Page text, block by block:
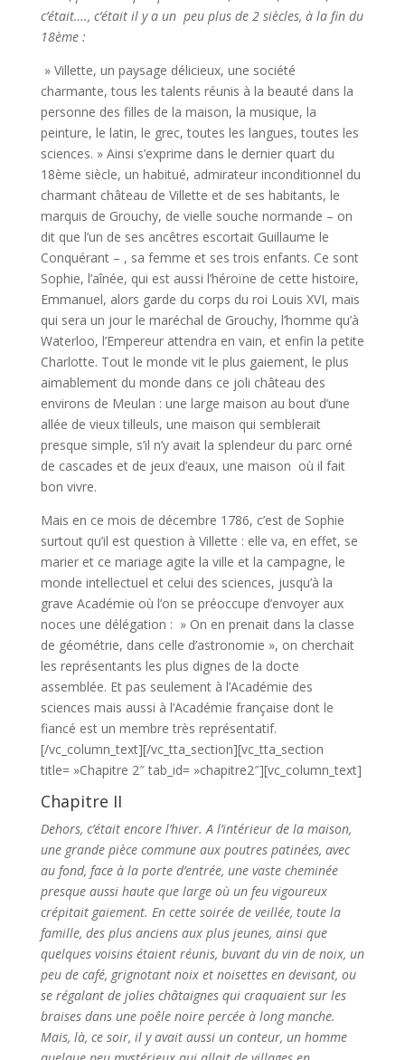
c’était…., c’était il y a un peu plus de 2 siècles, à la fin du
18ème :
» Villette, un paysage délicieux, une société
charmante, tous les talents réunis à la beauté dans la
personne des filles de la maison, la musique, la
peinture, le latin, le grec, toutes les langues, toutes les
sciences. » Ainsi s’exprime dans le dernier quart du
18ème siècle, un habitué, admirateur inconditionnel du
charmant château de Villette et de ses habitants, le
marquis de Grouchy, de vielle souche normande – on
dit que l’un de ses ancêtres escortait Guillaume le
Conquérant – , sa femme et ses trois enfants. Ce sont
Sophie, l’aînée, qui est aussi l’héroïne de cette histoire,
Emmanuel, alors garde du corps du roi Louis XVI, mais
qui sera un jour le maréchal de Grouchy, l’homme qu’à
Waterloo, l’Empereur attendra en vain, et enfin la petite
Charlotte. Tout le monde vit le plus gaiement, le plus
aimablement du monde dans ce joli château des
environs de Meulan : une large maison au bout d’une
allée de vieux tilleuls, une maison qui semblerait
presque simple, s’il n’y avait la splendeur du parc orné
de cascades et de jeux d’eaux, une maison où il fait
bon vivre.
Mais en ce mois de décembre 1786, c’est de Sophie
surtout qu’il est question à Villette : elle va, en effet, se
marier et ce mariage agite la ville et la campagne, le
monde intellectuel et celui des sciences, jusqu’à la
grave Académie où l’on se préoccupe d’envoyer aux
noces une délégation : » On en prenait dans la classe
de géométrie, dans celle d’astronomie », on cherchait
les représentants les plus dignes de la docte
assemblée. Et pas seulement à l’Académie des
sciences mais aussi à l’Académie française dont le
fiancé est un membre très représentatif.
[/vc_column_text][/vc_tta_section][vc_tta_section
title= »Chapitre 2″ tab_id= »chapitre2″][vc_column_text]
Chapitre II
Dehors, c’était encore l’hiver. A l’intérieur de la maison,
une grande pièce commune aux poutres patinées, avec
au fond, face à la porte d’entrée, une vaste cheminée
presque aussi haute que large où un feu vigoureux
crépitait gaiement. En cette soirée de veillée, toute la
famille, des plus anciens aux plus jeunes, ainsi que
quelques voisins étaient réunis, buvant du vin de noix, un
peu de café, grignotant noix et noisettes en devisant, ou
se régalant de jolies châtaignes qui craquaient sur les
braises dans une poêle noire percée à long manche.
Mais, là, ce soir, il y avait aussi un conteur, un homme